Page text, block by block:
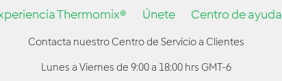
Thermomix® Únete Centro de ayuda
Contacta nuestro Centro de Servicio a Clientes
Lunes a Viernes de 9:00 a 18:00 hrs GMT-6